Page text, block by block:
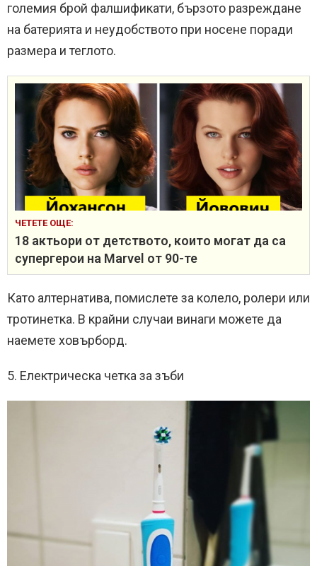
големия брой фалшификати, бързото разреждане
на батерията и неудобството при носене поради
размера и теглото.
ЧЕТЕТЕ ОЩЕ:
18 актьори от детството, които могат да са
супергерои на Marvel от 90-те
Като алтернатива, помислете за колело, ролери или
тротинетка. В крайни случаи винаги можете да
наемете ховърборд.
5. Електрическа четка за зъби